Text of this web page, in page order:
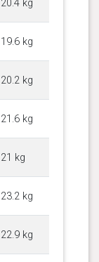
20.4 kg
19.6 kg
20.2 kg
21.6 kg
21 kg
23.2 kg
22.9 kg